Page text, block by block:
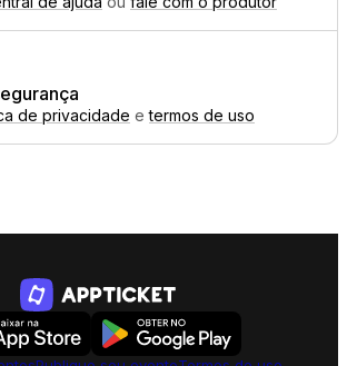
de privacidade etermos de uso